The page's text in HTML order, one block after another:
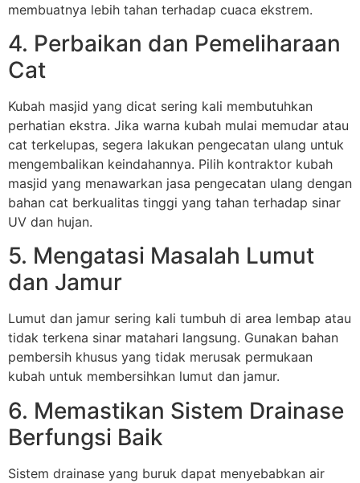
membuatnya lebih tahan terhadap cuaca ekstrem.
4. Perbaikan dan Pemeliharaan
Cat
Kubah masjid yang dicat sering kali membutuhkan
perhatian ekstra. Jika warna kubah mulai memudar atau
cat terkelupas, segera lakukan pengecatan ulang untuk
mengembalikan keindahannya. Pilih kontraktor kubah
masjid yang menawarkan jasa pengecatan ulang dengan
bahan cat berkualitas tinggi yang tahan terhadap sinar
UV dan hujan.
5. Mengatasi Masalah Lumut
dan Jamur
Lumut dan jamur sering kali tumbuh di area lembap atau
tidak terkena sinar matahari langsung. Gunakan bahan
pembersih khusus yang tidak merusak permukaan
kubah untuk membersihkan lumut dan jamur.
6. Memastikan Sistem Drainase
Berfungsi Baik
Sistem drainase yang buruk dapat menyebabkan air